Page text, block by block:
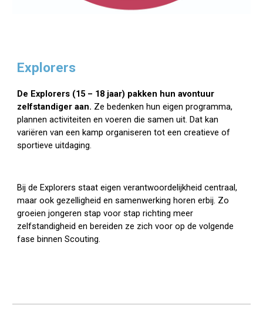
Explorers
De Explorers (15 – 18 jaar) pakken hun avontuur
zelfstandiger aan. Ze bedenken hun eigen programma,
plannen activiteiten en voeren die samen uit. Dat kan
variëren van een kamp organiseren tot een creatieve of
sportieve uitdaging.
Bij de Explorers staat eigen verantwoordelijkheid centraal,
maar ook gezelligheid en samenwerking horen erbij. Zo
groeien jongeren stap voor stap richting meer
zelfstandigheid en bereiden ze zich voor op de volgende
fase binnen Scouting.